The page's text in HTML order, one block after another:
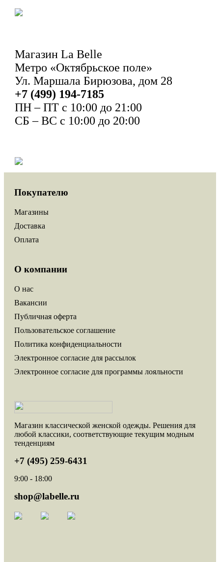
Магазин La Belle
Метро «Октябрьское поле»
Ул. Маршала Бирюзова, дом 28
+7 (499) 194-7185
ПН – ПТ с 10:00 до 21:00
СБ – ВС с 10:00 до 20:00
Покупателю
Магазины
Доставка
Оплата
О компании
О нас
Вакансии
Публичная оферта
Пользовательское соглашение
Политика конфиденциальности
Электронное согласие для рассылок
Электронное согласие для программы лояльности
Магазин классической женской одежды. Решения для
любой классики, соответствующие текущим модным
тенденциям
+7 (495) 259-6431
9:00 - 18:00
shop@labelle.ru